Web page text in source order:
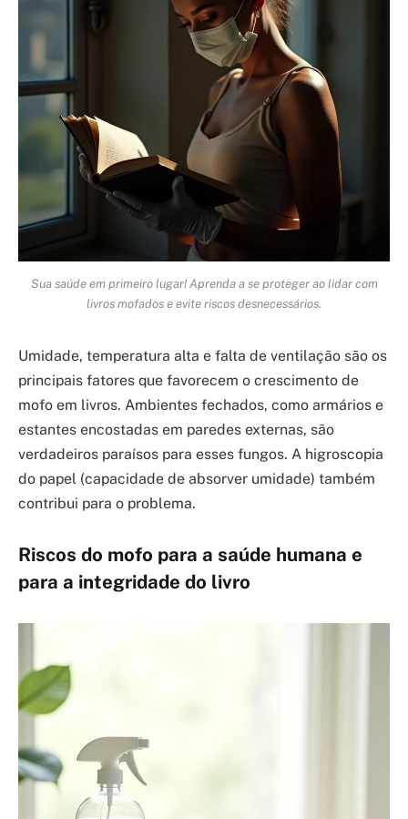
Sua saúde em primeiro lugar! Aprenda a se proteger ao lidar com
livros mofados e evite riscos desnecessários.
Umidade, temperatura alta e falta de ventilação são os
principais fatores que favorecem o crescimento de
mofo em livros. Ambientes fechados, como armários e
estantes encostadas em paredes externas, são
verdadeiros paraísos para esses fungos. A higroscopia
do papel (capacidade de absorver umidade) também
contribui para o problema.
Riscos do mofo para a saúde humana e
para a integridade do livro